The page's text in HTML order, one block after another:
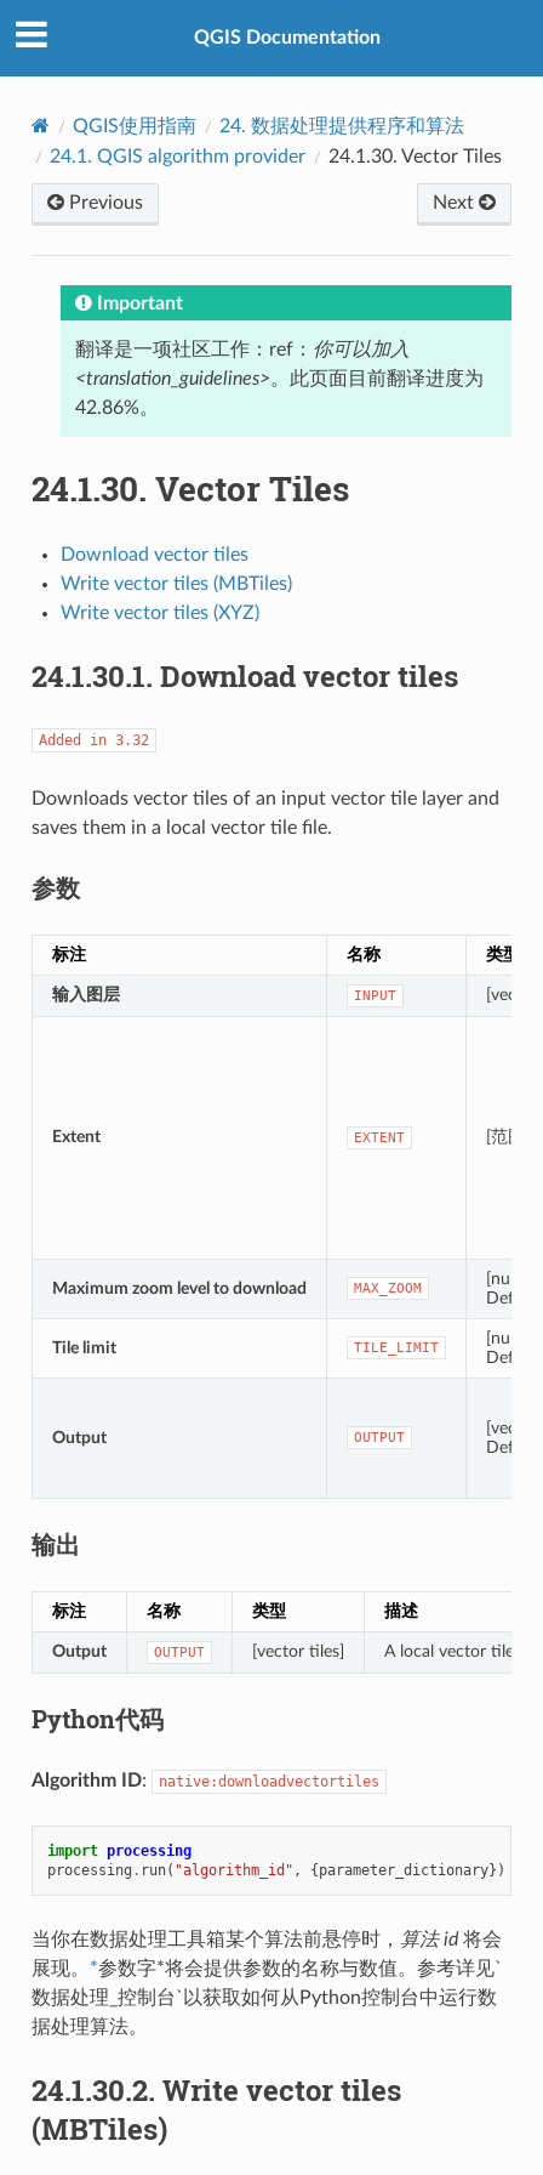
QGIS Documentation
QGIS使用指南 24. 数据处理提供程序和算法
24.1. QGIS algorithm provider 24.1.30. Vector Tiles
Previous Next
Important
翻译是一项社区工作：ref： 你可以加入
<translation_guidelines>。此页面目前翻译进度为
42.86%。
24.1.30. Vector Tiles
Download vector tiles
Write vector tiles (MBTiles)
Write vector tiles (XYZ)
24.1.30.1. Download vector tiles
Added in 3.32
Downloads vector tiles of an input vector tile layer and
saves them in a local vector tile file.
参数
标注 名称 类型
输入图层 INPUT
Extent EXTENT [范围]
Maximum zoom level to download MAX_ZOOM
Tile limit TILE_LIMIT
Output OUTPUT
输出
标注 名称 类型 描述
Output OUTPUT [vector tiles] A local vector tile
Python代码
Algorithm ID: native:downloadvectortiles
import processing
processing . run( "algorithm_id" , {parameter_dictionary})
当你在数据处理工具箱某个算法前悬停时， 算法 id将会
展现。 *参数字*将会提供参数的名称与数值。参考详见`
数据处理_控制台`以获取如何从Python控制台中运行数
据处理算法。
24.1.30.2. Write vector tiles
(MBTiles)